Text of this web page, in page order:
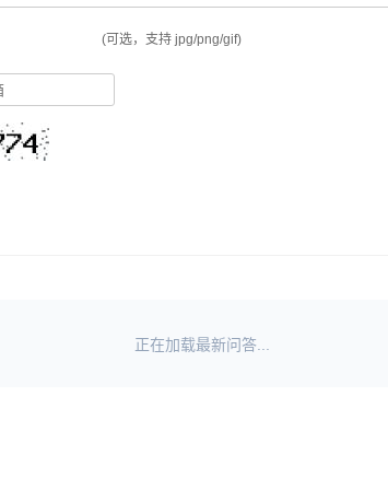
(可选，支持 jpg/png/gif)
正在加载最新问答...